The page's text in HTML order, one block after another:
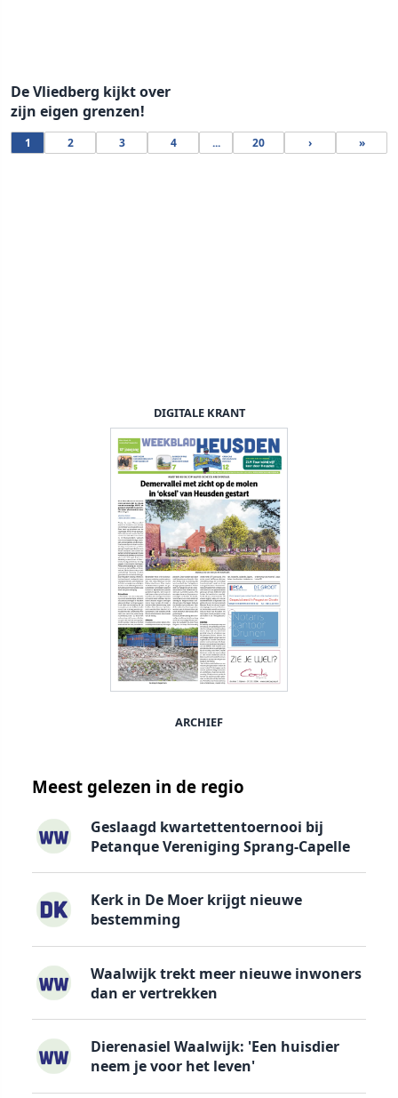
De Vliedberg kijkt over
zijn eigen grenzen!
1 2 3 4 ... 20 › »
DIGITALE KRANT
ARCHIEF
Meest gelezen in de regio
Geslaagd kwartettentoernooi bij
Petanque Vereniging Sprang-Capelle
Kerk in De Moer krijgt nieuwe
bestemming
Waalwijk trekt meer nieuwe inwoners
dan er vertrekken
Dierenasiel Waalwijk: 'Een huisdier
neem je voor het leven'